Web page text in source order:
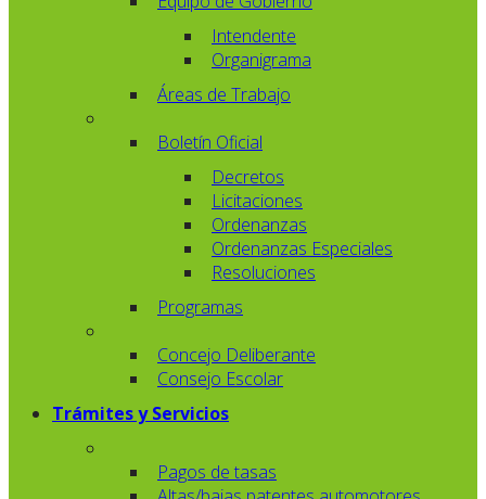
Intendente
Organigrama
Áreas de Trabajo
Boletín Oficial
Decretos
Licitaciones
Ordenanzas
Ordenanzas Especiales
Resoluciones
Programas
Concejo Deliberante
Consejo Escolar
Trámites y Servicios
Pagos de tasas